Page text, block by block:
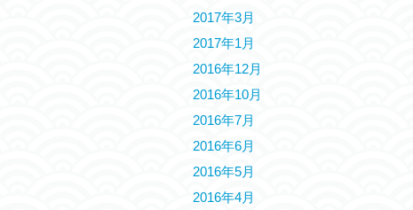
2017年3月
2017年1月
2016年12月
2016年10月
2016年7月
2016年6月
2016年5月
2016年4月